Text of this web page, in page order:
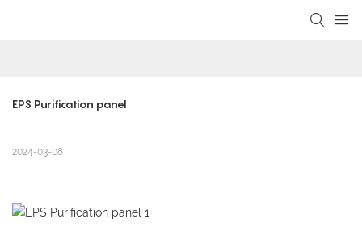
EPS Purification panel
2024-03-08